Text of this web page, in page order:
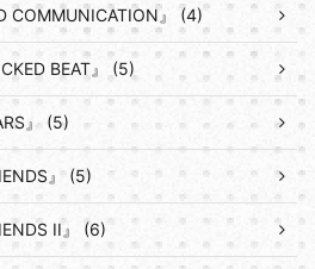
COMMUNICATION』 (4)
BEAT』 (5)
』 (5)
』 (5)
II』 (6)